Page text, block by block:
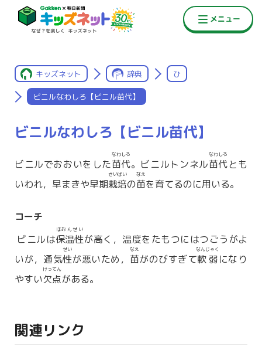
キッズネット 辞典 ひ
ビニルなわしろ【ビニル苗代】
ビニルなわしろ【ビニル苗代】
ビニルでおおいをした苗代
なわしろ
。ビニルトンネル苗代
なわしろ
とも
いわれ，早まきや早期栽培
さいばい
の苗
なえ
を育てるのに用いる。
コーチ
ビニルは保温性
ほおんせい
が高く，温度をたもつにはつごうがよ
いが，通気性
せい
が悪いため， 苗
なえ
がのびすぎて軟弱
なんじゃく
になり
やすい欠点
けってん
がある。
関連リンク